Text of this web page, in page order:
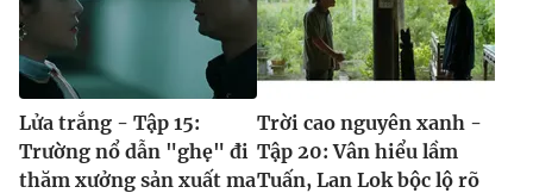
Lửa trắng - Tập 15:
Trường nổ dẫn "ghẹ" đi
thăm xưởng sản xuất ma
Trời cao nguyên xanh -
Tập 20: Vân hiểu lầm
Tuấn, Lan Lok bộc lộ rõ